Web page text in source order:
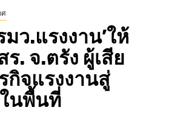
ศ
มว.แรงงาน’ให้
ร. จ.ตรัง ผู้เสีย
กิจแรงงานสู่
นพื้นที่